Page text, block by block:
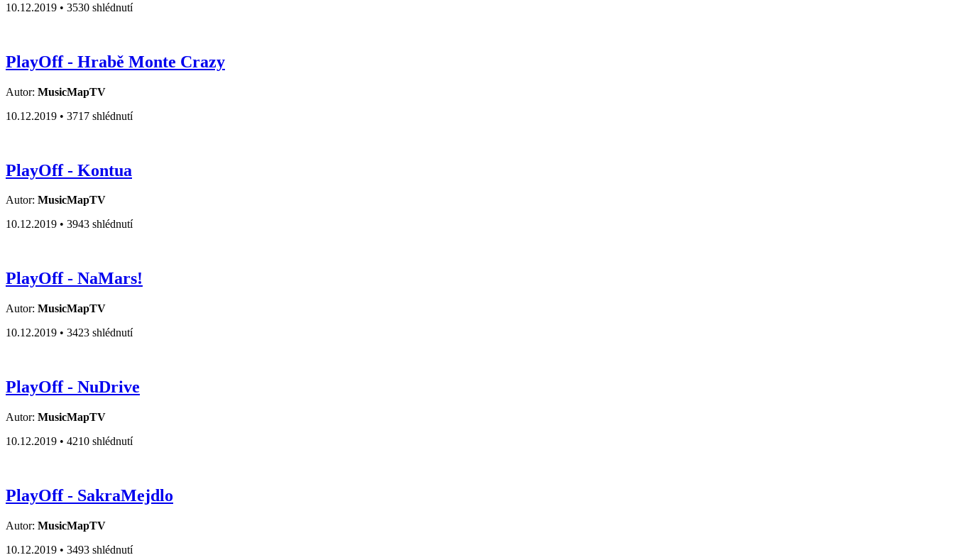
10.12.2019 • 3530 shlédnutí
PlayOff - Hrabě Monte Crazy
Autor: MusicMapTV
10.12.2019 • 3717 shlédnutí
PlayOff - Kontua
Autor: MusicMapTV
10.12.2019 • 3943 shlédnutí
PlayOff - NaMars!
Autor: MusicMapTV
10.12.2019 • 3423 shlédnutí
PlayOff - NuDrive
Autor: MusicMapTV
10.12.2019 • 4210 shlédnutí
PlayOff - SakraMejdlo
Autor: MusicMapTV
10.12.2019 • 3493 shlédnutí